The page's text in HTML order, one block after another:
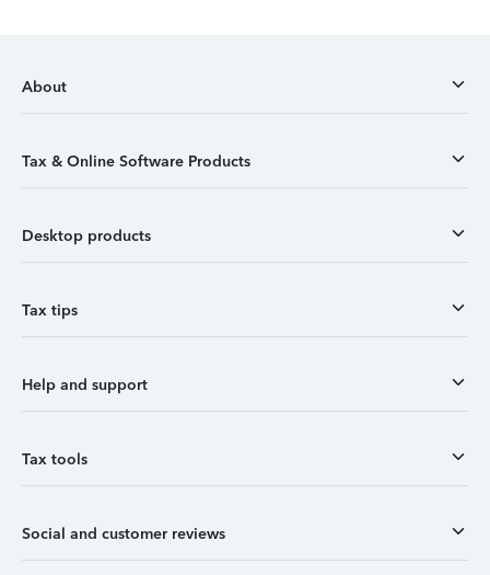
About
Tax & Online Software Products
Desktop products
Tax tips
Help and support
Tax tools
Social and customer reviews